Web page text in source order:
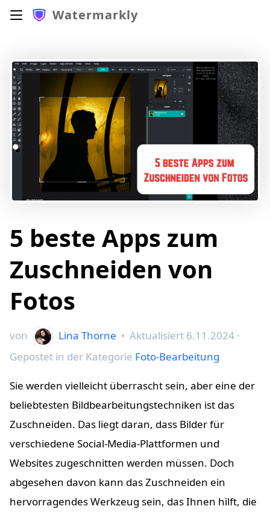
Watermarkly
5 beste Apps zum
Zuschneiden von
Fotos
von Lina Thorne • Aktualisiert 6.11.2024 ·
Gepostet in der Kategorie Foto-Bearbeitung
Sie werden vielleicht überrascht sein, aber eine der
beliebtesten Bildbearbeitungstechniken ist das
Zuschneiden. Das liegt daran, dass Bilder für
verschiedene Social-Media-Plattformen und
Websites zugeschnitten werden müssen. Doch
abgesehen davon kann das Zuschneiden ein
hervorragendes Werkzeug sein, das Ihnen hilft, die